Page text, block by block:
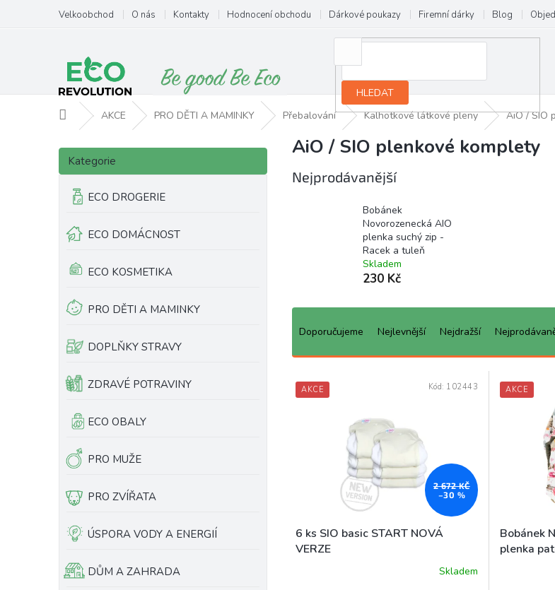
obsah
Velkoobchod O nás Kontakty Hodnocení obchodu Dárkové poukazy Firemní dárky Blog
HLEDAT
Domů AKCE PRO DĚTI A MAMINKY Přebalování Kalhotkové látkové pleny AiO / SIO
P
s
n
n
Přeskočit
kategorie
Kategorie
ECO DROGERIE
ECO DOMÁCNOST
ECO KOSMETIKA
PRO DĚTI A MAMINKY
DOPLŇKY STRAVY
ZDRAVÉ POTRAVINY
ECO OBALY
PRO MUŽE
PRO ZVÍŘATA
ÚSPORA VODY A ENERGIÍ
DŮM A ZAHRADA
AiO / SIO plenkové komplety
Nejprodávanější
Bobánek
Novorozenecká AIO
plenka suchý zip -
Racek a tuleň
Skladem
230 Kč
Ř
e
Doporučujeme Nejlevnější Nejdražší
V
ý
k
t
AKCE
2 672 KČ
–30 %
6 ks SIO basic START NOVÁ
VERZE
Skladem
Kód: 102443 AKCE
Bobánek
plenka